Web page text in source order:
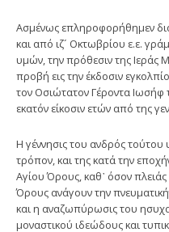
Ασμένως επληροφορήθημεν
και από ιζ´ Οκτωβρίου ε.ε.
υμών, την πρόθεσιν της
προβή εις την έκδοσιν
τον Οσιώτατον Γέροντα
εκατόν είκοσιν ετών από της
Η γέννησις του ανδρός
τρόπον, και της κατά την
Αγίου Όρους, καθ᾽ όσον
Όρους ανάγουν την
και η αναζωπύρωσις του
μοναστικού ιδεώδους και